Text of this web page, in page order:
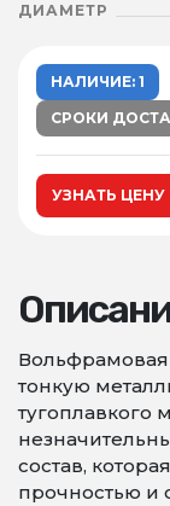
ДИАМЕТР
НАЛИЧИЕ: 1
СРОКИ
УЗНАТЬ ЦЕНУ
Вольфрамовая
тонкую
тугоплавкого
состав,
прочностью и